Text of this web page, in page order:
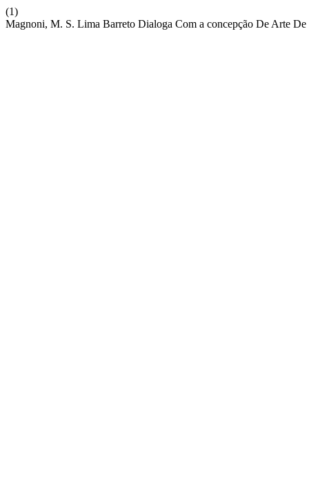
(1)
Magnoni, M. S. Lima Barreto Dialoga Com a concepção De Arte